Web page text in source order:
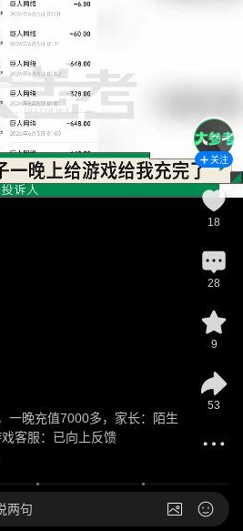
一晚充值7000多，家长：陌生
客服：已向上反馈
关注
18
28
9
53
两句